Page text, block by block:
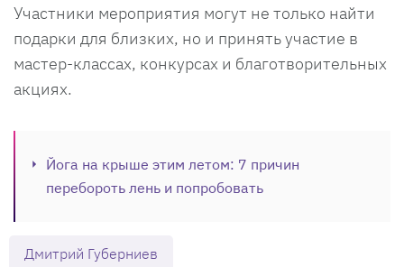
Участники мероприятия могут не только найти
подарки для близких, но и принять участие в
мастер-классах, конкурсах и благотворительных
акциях.
Йога на крыше этим летом: 7 причин
перебороть лень и попробовать
Дмитрий Губерниев